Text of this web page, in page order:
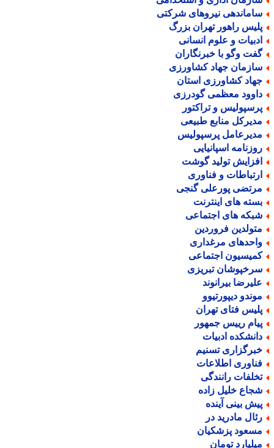
نیروهای شرکتی
راهور تهران بزرگ
و علوم انسانی
وگو با خبرنگاران
جهاد کشاورزی
کشاورزی استان
معظمی گودرزی
و تراکتور
منابع طبیعی
پرسپولیس
اسپانیایی
تولید گوشت
و فناوری
پورعلی گنجی
های اینترنت
های اجتماعی
فروردین
مرغداری
اجتماعی
تبریزی
بیرانوند
دیپورتیوو
فتای تهران
رییس جمهور
ادبیات
تسنیم
اطلاعات
رانندگی
خلیل زاده
بینی آینده
مادرید در
پزشکیان
تومان